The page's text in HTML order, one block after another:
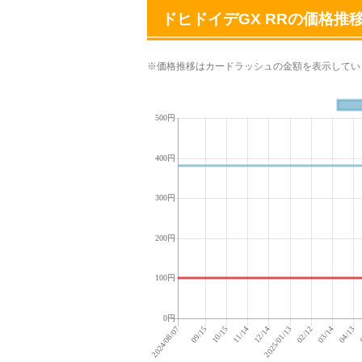
ドヒドイデGX RRの価格推
※価格推移はカードラッシュの金額を表示して